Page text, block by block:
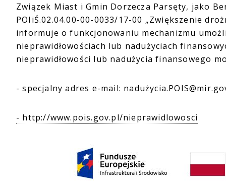
Związek Miast i Gmin Dorzecza Parsęty, jako
POIiŚ.02.04.00-00-0033/17-00 „Zwiększenie
informuje o funkcjonowaniu mechanizmu
nieprawidłowościach lub nadużyciach
nieprawidłowości lub nadużycia finansowego
- specjalny adres e-mail:
- http://www.pois.gov.pl/nieprawidlowosci